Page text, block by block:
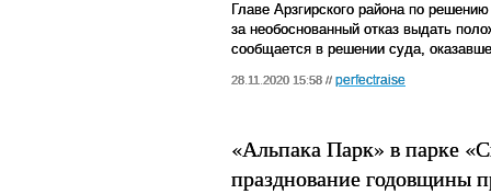
Главе Арзгирского района по
за необоснованный отказ выдать
сообщается в решении суда,
28.11.2020 15:58 // perfectraise
«Альпака Парк» в парке
празднование годовщины